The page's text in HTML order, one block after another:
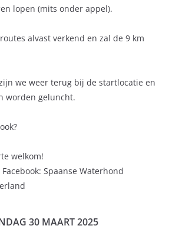
lopen (mits onder appel).
alvast verkend en zal de 9 km
we weer terug bij de startlocatie en
worden geluncht.
welkom!
Spaanse Waterhond
30 MAART 2025